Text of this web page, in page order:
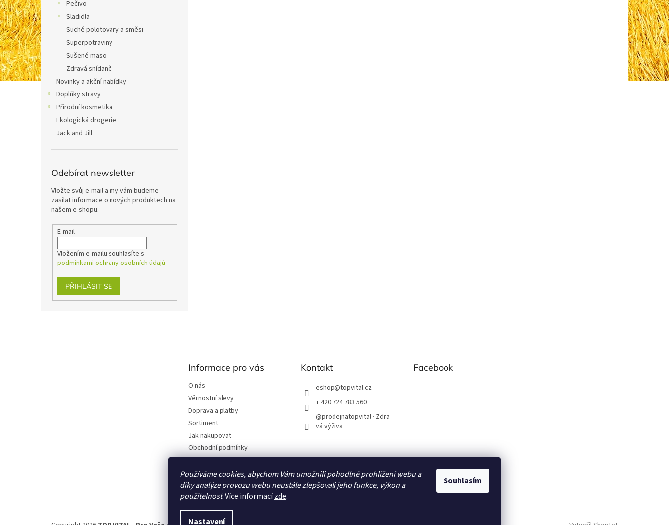
Používáme cookies, abychom Vám umožnili pohodlné prohlížení webu a
díky analýze provozu webu neustále zlepšovali jeho funkce, výkon a
použitelnost. Více informacízde.
Nastavení
Souhlasím
Pečivo
Sladidla
Suché polotovary a směsi
Superpotraviny
Sušené maso
Zdravá snídaně
Novinky a akční nabídky
Doplňky stravy
Přírodní kosmetika
Ekologická drogerie
Jack and Jill
Odebírat newsletter
Vložte svůj e-mail a my vám budeme
zasílat informace o nových produktech na
našem e-shopu.
E-mail
Vložením e-mailu souhlasíte s
podmínkami ochrany osobních údajů
PŘIHLÁSIT SE
Informace pro vás
O nás
Věrnostní slevy
Doprava a platby
Sortiment
Jak nakupovat
Obchodní podmínky
Dodavatelé
Kontakty
Kontakt
eshop@topvital.cz
+ 420 724 783 560
@prodejnatopvital · Zdra
vá výživa
Facebook